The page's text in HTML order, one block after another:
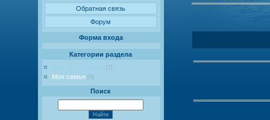
Обратная связь
Форум
Форма входа
Категории раздела
[7]
Моя семья [5]
Поиск